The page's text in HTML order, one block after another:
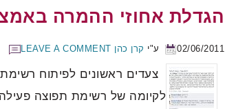
הגדלת אחוזי ההמרה
02/06/2011 ע"י קרן כהן LEAVE A COMMENT
צעדים ראשונים לפיתוח
לקיומה של רשימת תפוצה פעילה